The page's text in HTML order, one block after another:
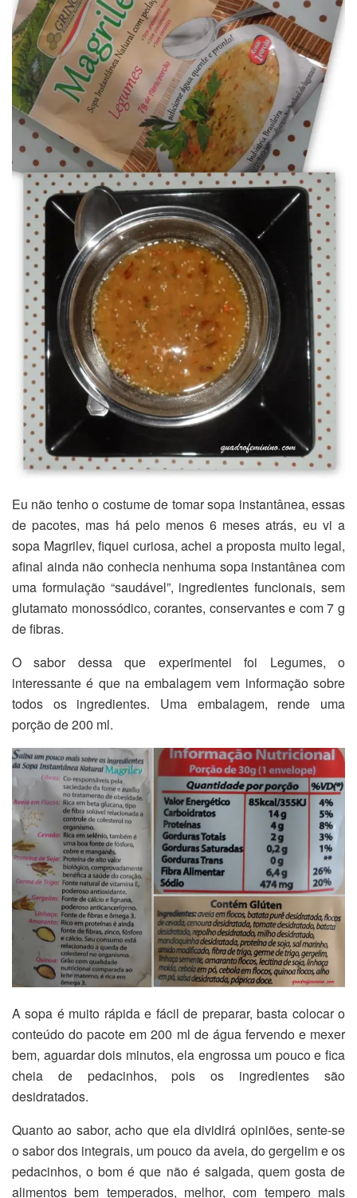
Eu não tenho o costume de tomar sopa instantânea, essas
de pacotes, mas há pelo menos 6 meses atrás, eu vi a
sopa Magrilev, fiquei curiosa, achei a proposta muito legal,
afinal ainda não conhecia nenhuma sopa instantânea com
uma formulação “saudável”, ingredientes funcionais, sem
glutamato monossódico, corantes, conservantes e com 7 g
de fibras.
O sabor dessa que experimentei foi Legumes, o
interessante é que na embalagem vem informação sobre
todos os ingredientes. Uma embalagem, rende uma
porção de 200 ml.
A sopa é muito rápida e fácil de preparar, basta colocar o
conteúdo do pacote em 200 ml de água fervendo e mexer
bem, aguardar dois minutos, ela engrossa um pouco e fica
cheia de pedacinhos, pois os ingredientes são
desidratados.
Quanto ao sabor, acho que ela dividirá opiniões, sente-se
o sabor dos integrais, um pouco da aveia, do gergelim e os
pedacinhos, o bom é que não é salgada, quem gosta de
alimentos bem temperados, melhor, com tempero mais